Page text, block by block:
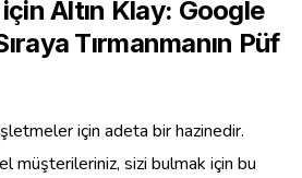
Altın Klay: Google
Tırmanmanın Püf
için adeta bir hazinedir.
müşterileriniz, sizi bulmak için bu